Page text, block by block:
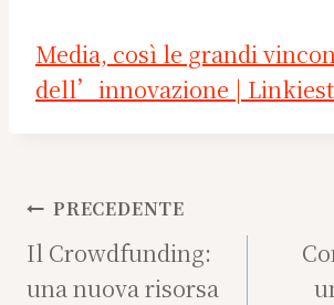
Media, così le grandi
dell’innovazione |
Navigazione
articoli
PRECEDENTE
Il Crowdfunding:
una nuova risorsa